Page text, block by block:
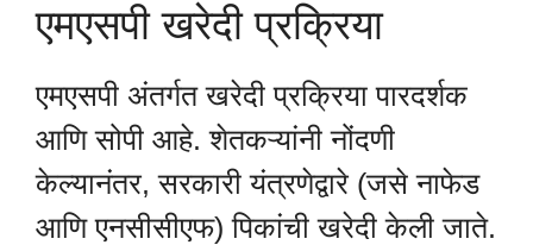
एमएसपी खरेदी प्रक्रिया
एमएसपी अंतर्गत खरेदी प्रक्रिया पारदर्शक
आणि सोपी आहे. शेतकऱ्यांनी नोंदणी
केल्यानंतर, सरकारी यंत्रणेद्वारे (जसे नाफेड
आणि एनसीसीएफ) पिकांची खरेदी केली जाते.